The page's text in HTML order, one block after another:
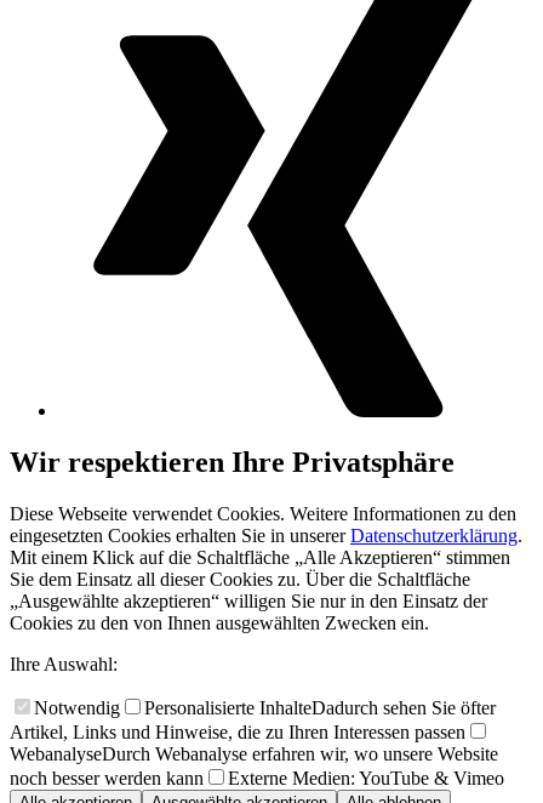
Wir respektieren Ihre Privatsphäre
Diese Webseite verwendet Cookies. Weitere Informationen zu den
eingesetzten Cookies erhalten Sie in unsererDatenschutzerklärung.
Mit einem Klick auf die Schaltfläche „Alle Akzeptieren“ stimmen
Sie dem Einsatz all dieser Cookies zu. Über die Schaltfläche
„Ausgewählte akzeptieren“ willigen Sie nur in den Einsatz der
Cookies zu den von Ihnen ausgewählten Zwecken ein.
Ihre Auswahl:
Notwendig Personalisierte InhalteDadurch sehen Sie öfter
Artikel, Links und Hinweise, die zu Ihren Interessen passen
WebanalyseDurch Webanalyse erfahren wir, wo unsere Website
noch besser werden kann
Externe Medien: YouTube & Vimeo